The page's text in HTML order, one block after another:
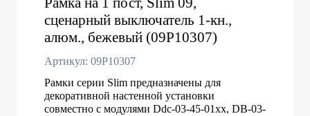
сценарный выключатель 1-кн.,
алюм., бежевый (09P10307)
Артикул: 09P10307
Рамки серии Slim предназначены для
декоративной настенной установки
совместно с модулями Ddc-03-45-01хх, DB-03-